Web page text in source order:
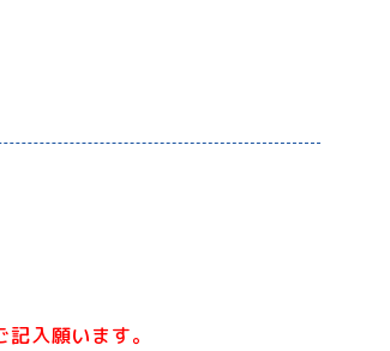
入願います。